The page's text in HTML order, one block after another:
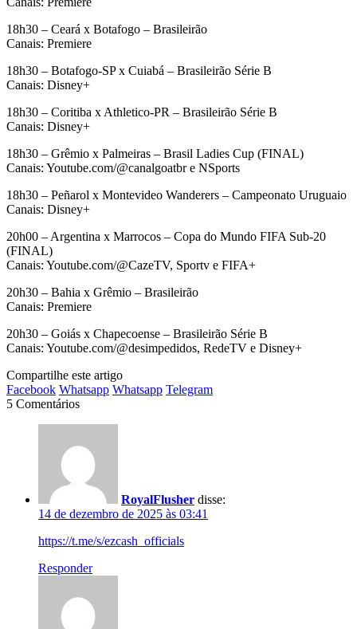
18h30 – Ceará x Botafogo – Brasileirão
Canais: Premiere
18h30 – Botafogo-SP x Cuiabá – Brasileirão Série B
Canais: Disney+
18h30 – Coritiba x Athletico-PR – Brasileirão Série B
Canais: Disney+
18h30 – Grêmio x Palmeiras – Brasil Ladies Cup (FINAL)
Canais: Youtube.com/@canalgoatbr e NSports
18h30 – Peñarol x Montevideo Wanderers – Campeonato Uruguaio
Canais: Disney+
20h00 – Argentina x Marrocos – Copa do Mundo FIFA Sub-20
(FINAL)
Canais: Youtube.com/@CazeTV, Sportv e FIFA+
20h30 – Bahia x Grêmio – Brasileirão
Canais: Premiere
20h30 – Goiás x Chapecoense – Brasileirão Série B
Canais: Youtube.com/@desimpedidos, RedeTV e Disney+
Compartilhe este artigo
Facebook Whatsapp Whatsapp Telegram
5 Comentários
RoyalFlusher disse:
14 de dezembro de 2025 às 03:41
https://t.me/s/ezcash_officials
Responder